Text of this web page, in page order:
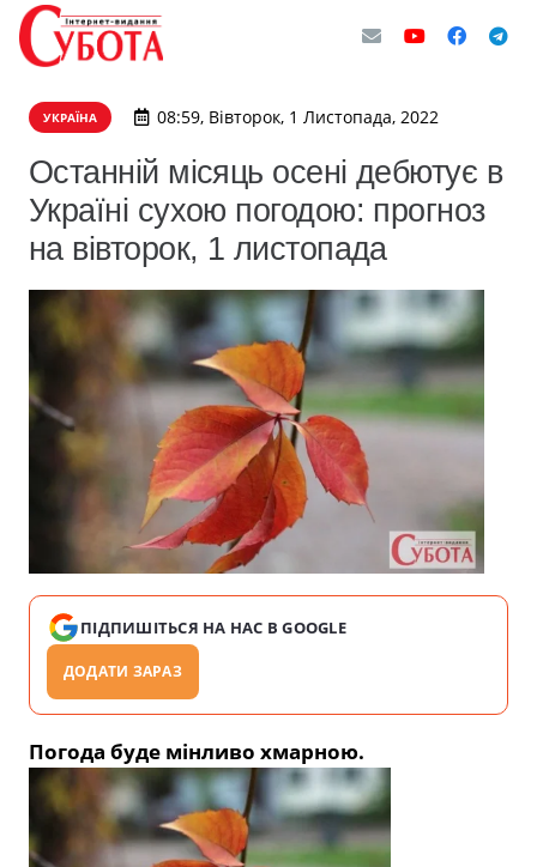
УКРАЇНА 08:59, Вівторок, 1 Листопада, 2022
Останній місяць осені дебютує в
Україні сухою погодою: прогноз
на вівторок, 1 листопада
ПІДПИШІТЬСЯ НА НАС В GOOGLE
ДОДАТИ ЗАРАЗ
Погода буде мінливо хмарною.